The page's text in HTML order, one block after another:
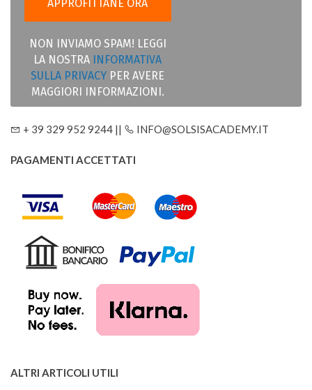
NON INVIAMO SPAM! LEGGI
LA NOSTRA
INFORMATIVA
SULLA PRIVACY PER AVERE
MAGGIORI INFORMAZIONI.
+ 39 329 952 9244 || INFO@SOLSISACADEMY.IT
PAGAMENTI ACCETTATI
ALTRI ARTICOLI UTILI